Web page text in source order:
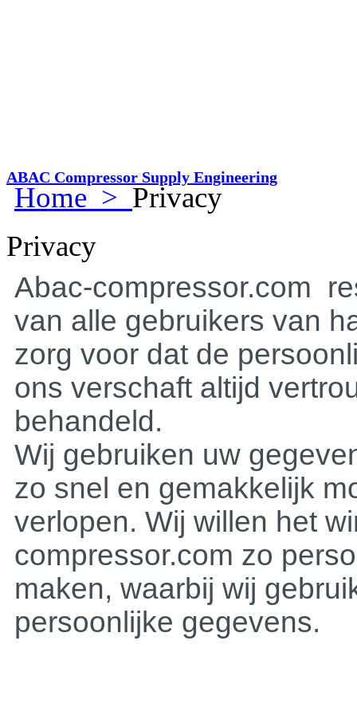
ABAC Compressor Supply Engineering
Home > Privacy
Privacy
Abac-compressor.com
van alle gebruikers van
zorg voor dat de
ons verschaft altijd
behandeld.
Wij gebruiken uw
zo snel en gemakkelijk
verlopen. Wij willen het
compressor.com zo
maken, waarbij wij
persoonlijke gegevens.